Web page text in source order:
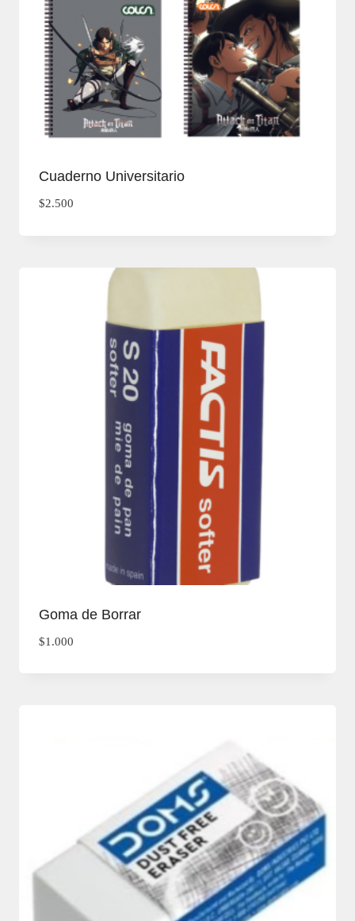
Cuaderno Universitario
$2.500
Goma de Borrar
$1.000